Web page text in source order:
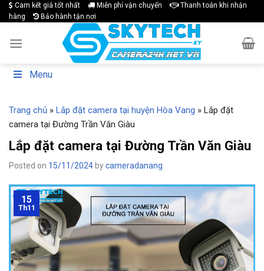
Skip
to
Cam kết giá tốt nhất Miễn phí vận chuyển
Thanh toán khi nhận
hàng
Bảo hành tận nơi
Menu
Trang chủ » Lắp đặt camera tại huyện Hòa Vang » Lắp đặt
camera tại Đường Trần Văn Giàu
Lắp đặt camera tại Đường Trần Văn Giàu
Posted on 15/11/2024 bycameradanang
15
Th11